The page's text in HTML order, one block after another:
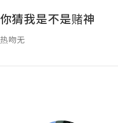
你猜我是不是赌神
热吻无